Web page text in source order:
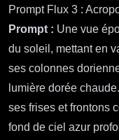
Prompt Flux 3 :
Prompt : Une vue
du soleil, mettant en
ses colonnes
lumière dorée
ses frises et frontons
fond de ciel azur